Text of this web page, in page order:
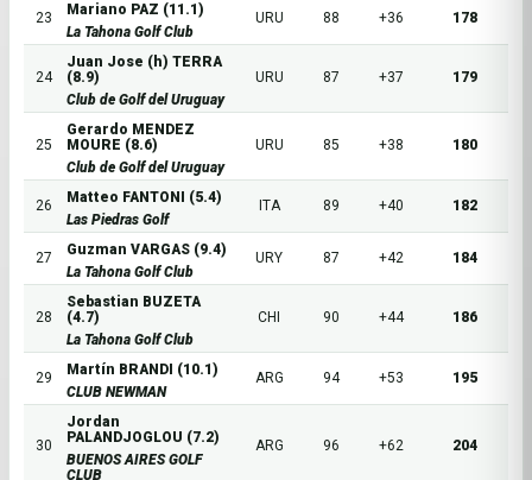
23
Mariano PAZ (11.1)
La Tahona Golf Club
URU 88 +36 178
24
Juan Jose (h) TERRA
(8.9)
Club de Golf del Uruguay
URU 87 +37 179
25
Gerardo MENDEZ
MOURE (8.6)
Club de Golf del Uruguay
URU 85 +38 180
26
Matteo FANTONI (5.4)
Las Piedras Golf
ITA 89 +40 182
27
Guzman VARGAS (9.4)
La Tahona Golf Club
URY 87 +42 184
28
Sebastian BUZETA
(4.7)
La Tahona Golf Club
CHI 90 +44 186
29
Martín BRANDI (10.1)
CLUB NEWMAN
ARG 94 +53 195
30
Jordan
PALANDJOGLOU (7.2)
BUENOS AIRES GOLF
CLUB
ARG 96 +62 204